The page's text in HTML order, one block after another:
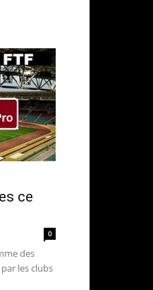
ce
0
des
les clubs